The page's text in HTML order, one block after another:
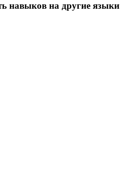
навыков на другие языки